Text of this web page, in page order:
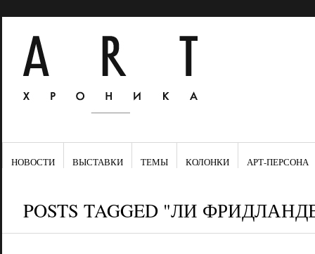
НОВОСТИ ВЫСТАВКИ ТЕМЫ КОЛОНКИ АРТ-ПЕРСОНА
POSTS TAGGED "ЛИ